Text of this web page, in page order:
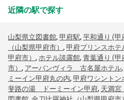
近隣の駅で探す
山梨県立図書館, 甲府駅, 平和通り (甲
（山梨県甲府市） , 甲府プリンスホ
甲府市） , ホテル談露館, 青葉通り (甲
市） , アーバンヴィラ 古名屋ホテル,
ミーイン甲府丸の内, 甲府ワシントン
斐路の湯 ドーミーイン甲府, 天満宮